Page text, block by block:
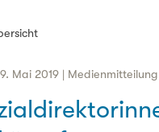
Mai 2019 | Medienmitteilung